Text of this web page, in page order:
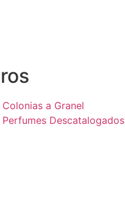
Colonias a Granel
Perfumes Descatalogados